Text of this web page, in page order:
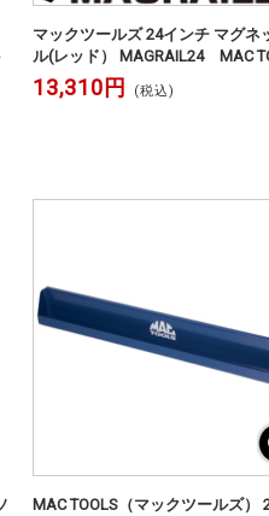
マックツールズ 24インチ マグネ
ル(レッド） MAGRAIL24 MAC
13,310円 (税込)
MAC TOOLS（マックツールズ）